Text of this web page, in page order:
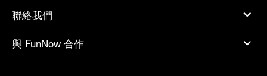
聯絡我們
與 FunNow 合作